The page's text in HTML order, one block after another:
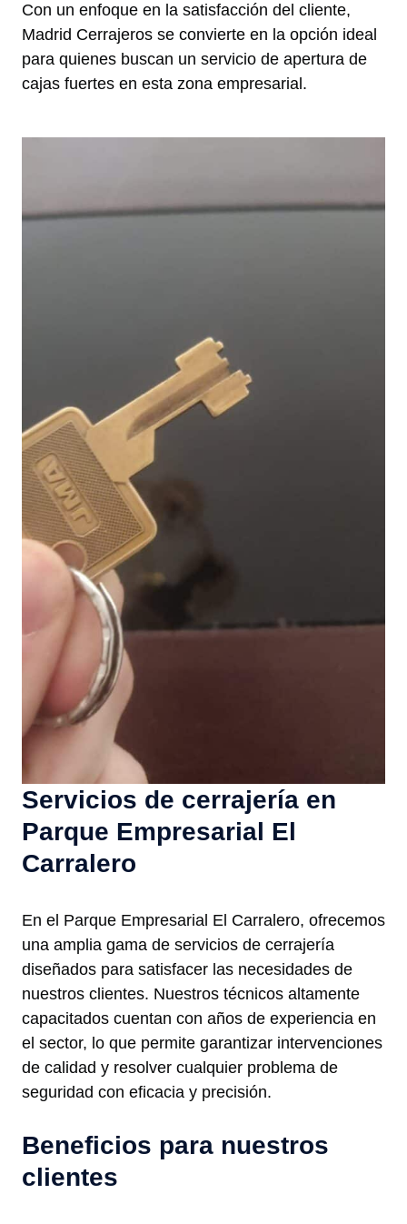
Con un enfoque en la satisfacción del cliente,
Madrid Cerrajeros se convierte en la opción ideal
para quienes buscan un servicio de apertura de
cajas fuertes en esta zona empresarial.
Servicios de cerrajería en
Parque Empresarial El
Carralero
En el Parque Empresarial El Carralero, ofrecemos
una amplia gama de servicios de cerrajería
diseñados para satisfacer las necesidades de
nuestros clientes. Nuestros técnicos altamente
capacitados cuentan con años de experiencia en
el sector, lo que permite garantizar intervenciones
de calidad y resolver cualquier problema de
seguridad con eficacia y precisión.
Beneficios para nuestros
clientes